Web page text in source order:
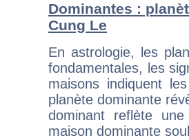
Dominantes :
Cung Le
En astrologie, les
fondamentales, les
maisons indiquent
planète dominante
dominant reflète
maison dominante